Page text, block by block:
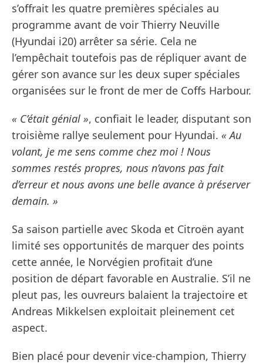
s’offrait les quatre premières spéciales au
programme avant de voir Thierry Neuville
(Hyundai i20) arrêter sa série. Cela ne
l’empêchait toutefois pas de répliquer avant de
gérer son avance sur les deux super spéciales
organisées sur le front de mer de Coffs Harbour.
« C’était génial », confiait le leader, disputant son
troisième rallye seulement pour Hyundai. « Au
volant, je me sens comme chez moi ! Nous
sommes restés propres, nous n’avons pas fait
d’erreur et nous avons une belle avance à préserver
demain. »
Sa saison partielle avec Skoda et Citroën ayant
limité ses opportunités de marquer des points
cette année, le Norvégien profitait d’une
position de départ favorable en Australie. S’il ne
pleut pas, les ouvreurs balaient la trajectoire et
Andreas Mikkelsen exploitait pleinement cet
aspect.
Bien placé pour devenir vice-champion, Thierry